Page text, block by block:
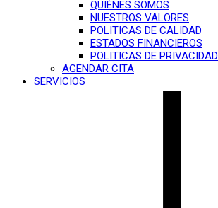
QUIÉNES SOMOS
NUESTROS VALORES
POLITICAS DE CALIDAD
ESTADOS FINANCIEROS
POLITICAS DE PRIVACIDAD
AGENDAR CITA
SERVICIOS